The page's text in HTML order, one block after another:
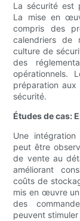
La sécurité est
La mise en
compris des
calendriers de
culture de
des
opérationnels.
préparation aux
sécurité.
Études de cas:
Une
peut être
de vente au
améliorant
coûts de
mis en œuvre
des
peuvent